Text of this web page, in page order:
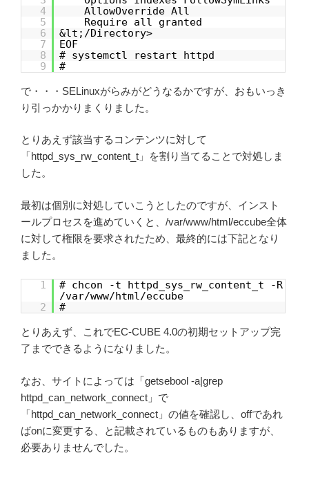
4
AllowOverride All
5
Require all granted
6
&lt;/Directory>
7
EOF
8
# systemctl restart httpd
9
#
で・・・SELinuxがらみがどうなるかですが、おもいっき
り引っかかりまくりました。
とりあえず該当するコンテンツに対して
「httpd_sys_rw_content_t」を割り当てることで対処しま
した。
最初は個別に対処していこうとしたのですが、インスト
ールプロセスを進めていくと、/var/www/html/eccube全体
に対して権限を要求されたため、最終的には下記となり
ました。
1
# chcon -t httpd_sys_rw_content_t -R
/var/www/html/eccube
2
#
とりあえず、これでEC-CUBE 4.0の初期セットアップ完
了までできるようになりました。
なお、サイトによっては「getsebool -a|grep
httpd_can_network_connect」で
「httpd_can_network_connect」の値を確認し、offであれ
ばonに変更する、と記載されているものもありますが、
必要ありませんでした。